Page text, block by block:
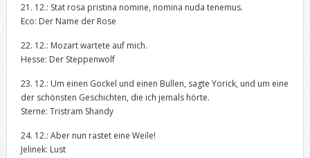
21. 12.: Stat rosa pristina nomine, nomina nuda tenemus.
Eco: Der Name der Rose
22. 12.: Mozart wartete auf mich.
Hesse: Der Steppenwolf
23. 12.: Um einen Gockel und einen Bullen, sagte Yorick, und um eine
der schönsten Geschichten, die ich jemals hörte.
Sterne: Tristram Shandy
24. 12.: Aber nun rastet eine Weile!
Jelinek: Lust